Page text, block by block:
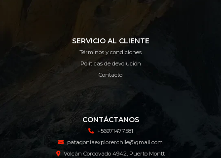
SERVICIO AL CLIENTE
Términos y condiciones
Políticas de devolución
Contacto
CONTÁCTANOS
+56971477581
patagoniaexplorerchile@gmail.com
Volcán Corcovado 4942, Puerto Montt